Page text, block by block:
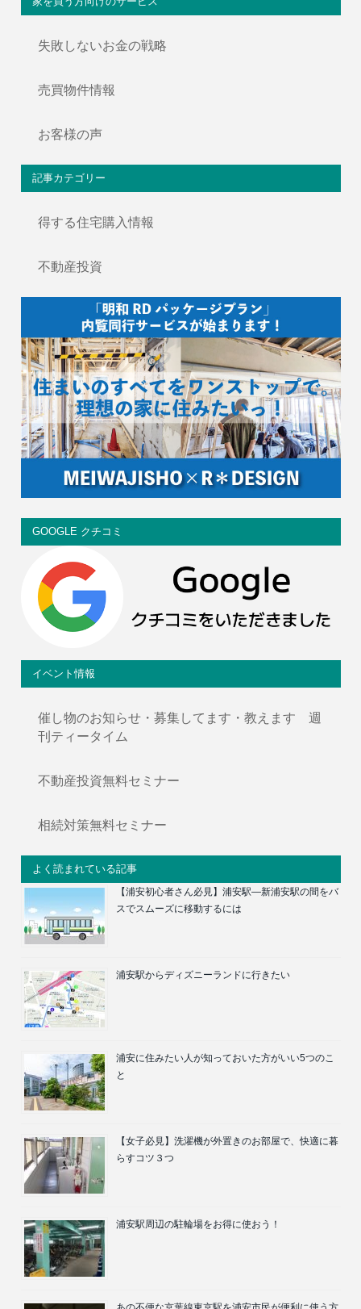
失敗しないお金の戦略
売買物件情報
お客様の声
記事カテゴリー
得する住宅購入情報
不動産投資
GOOGLE クチコミ
イベント情報
催し物のお知らせ・募集してます・教えます 週
刊ティータイム
不動産投資無料セミナー
相続対策無料セミナー
よく読まれている記事
【浦安初心者さん必見】浦安駅―新浦安駅の間をバ
スでスムーズに移動するには
浦安駅からディズニーランドに行きたい
浦安に住みたい人が知っておいた方がいい5つのこ
と
【女子必見】洗濯機が外置きのお部屋で、快適に暮
らすコツ３つ
浦安駅周辺の駐輪場をお得に使おう！